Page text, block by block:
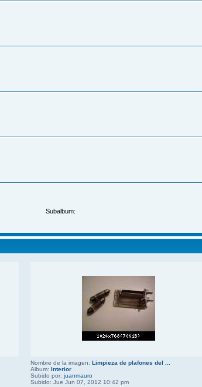
Subalbum:
Nombre de la imagen: Limpieza de plafones del ...
Album: Interior
Subido por: juanmauro
Subido: Jue Jun 07, 2012 10:42 pm